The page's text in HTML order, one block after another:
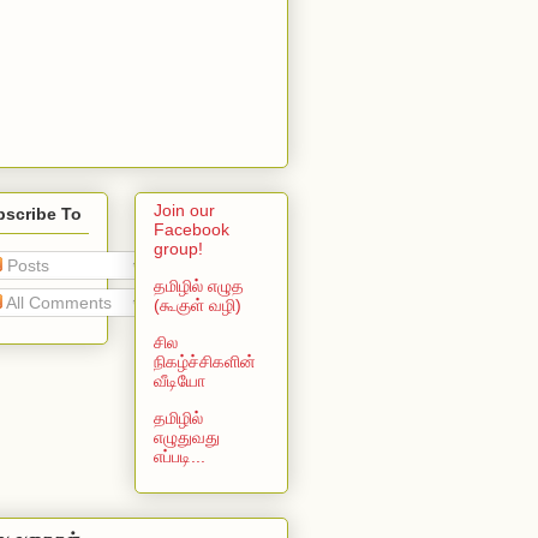
To
Posts
All Comments
Join our
Facebook
group!
தமிழில் எழுத
(கூகுள் வழி)
சில
நிகழ்ச்சிகளின்
வீடியோ
தமிழில்
எழுதுவது
எப்படி...